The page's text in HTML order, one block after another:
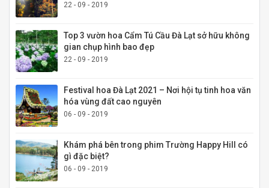
22 - 09 - 2019
Top 3 vườn hoa Cẩm Tú Cầu Đà Lạt sở hữu không
gian chụp hình bao đẹp
22 - 09 - 2019
Festival hoa Đà Lạt 2021 – Nơi hội tụ tinh hoa văn
hóa vùng đất cao nguyên
06 - 09 - 2019
Khám phá bên trong phim Trường Happy Hill có
gì đặc biệt?
06 - 09 - 2019